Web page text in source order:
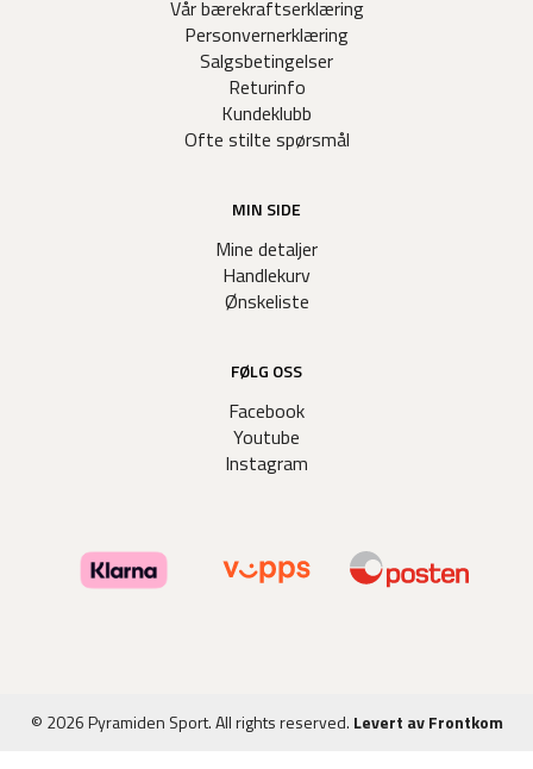
Vår bærekraftserklæring
Personvernerklæring
Salgsbetingelser
Returinfo
Kundeklubb
Ofte stilte spørsmål
MIN SIDE
Mine detaljer
Handlekurv
Ønskeliste
FØLG OSS
Facebook
Youtube
Instagram
© 2026 Pyramiden Sport. All rights reserved. Levert av Frontkom